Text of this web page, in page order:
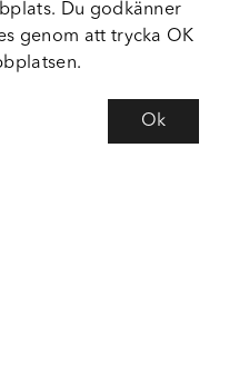
Du godkänner
genom att trycka OK
Ok